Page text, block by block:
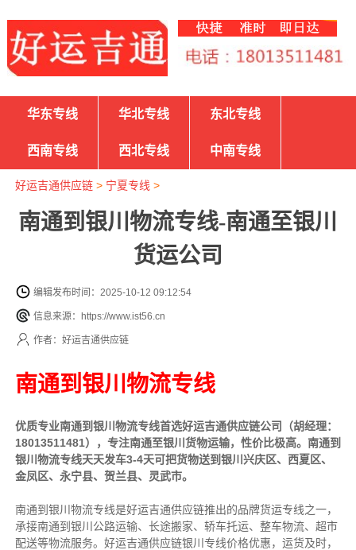
华东专线 华北专线 东北专线
西南专线 西北专线 中南专线
好运吉通供应链> 宁夏专线 >
南通到银川物流专线-南通至银川
货运公司
编辑发布时间：2025-10-12 09:12:54
信息来源：https://www.ist56.cn
作者：好运吉通供应链
南通到银川物流专线
优质专业南通到银川物流专线首选好运吉通供应链公司（胡经理：
18013511481），专注南通至银川货物运输，性价比极高。南通到
银川物流专线天天发车3-4天可把货物送到银川 兴庆区、西夏区、
金凤区、永宁县、贺兰县、灵武市。
南通到银川物流专线是好运吉通供应链推出的品牌货运专线之一，
承接南通到银川公路运输、长途搬家、轿车托运、整车物流、超市
配送等物流服务。 好运吉通供应链银川专线价格优惠，运货及时，